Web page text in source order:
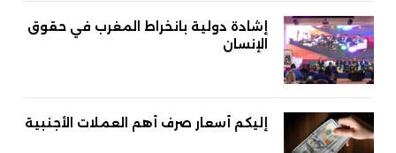
إشادة دولية بانخراط المغرب في حقوق
الإنسان
إليكم أسعار صرف أهم العملات الأجنبية